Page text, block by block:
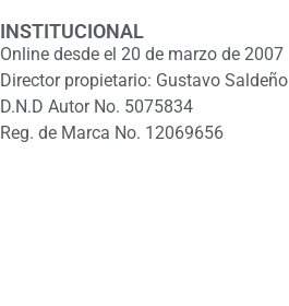
INSTITUCIONAL
Online desde el 20 de marzo de 2007
Director propietario: Gustavo Saldeño
D.N.D Autor No. 5075834
Reg. de Marca No. 12069656